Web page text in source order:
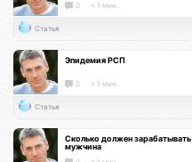
0 < 1 мин.
Статья
Эпидемия РСП
0 < 1 мин.
Статья
Сколько должен зарабатывать
мужчина